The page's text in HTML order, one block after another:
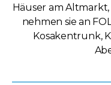
Häuser am
nehmen sie an
Kosakentrunk,